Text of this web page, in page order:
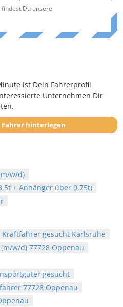
Du unsere
ist Dein Fahrerprofil
Unternehmen Dir
Bewerbung als Fahrer hinterlegen
w/d)
+ Anhänger über 0,75t)
Kraftfahrer gesucht Karlsruhe
w/d) 77728 Oppenau
gesucht
77728 Oppenau